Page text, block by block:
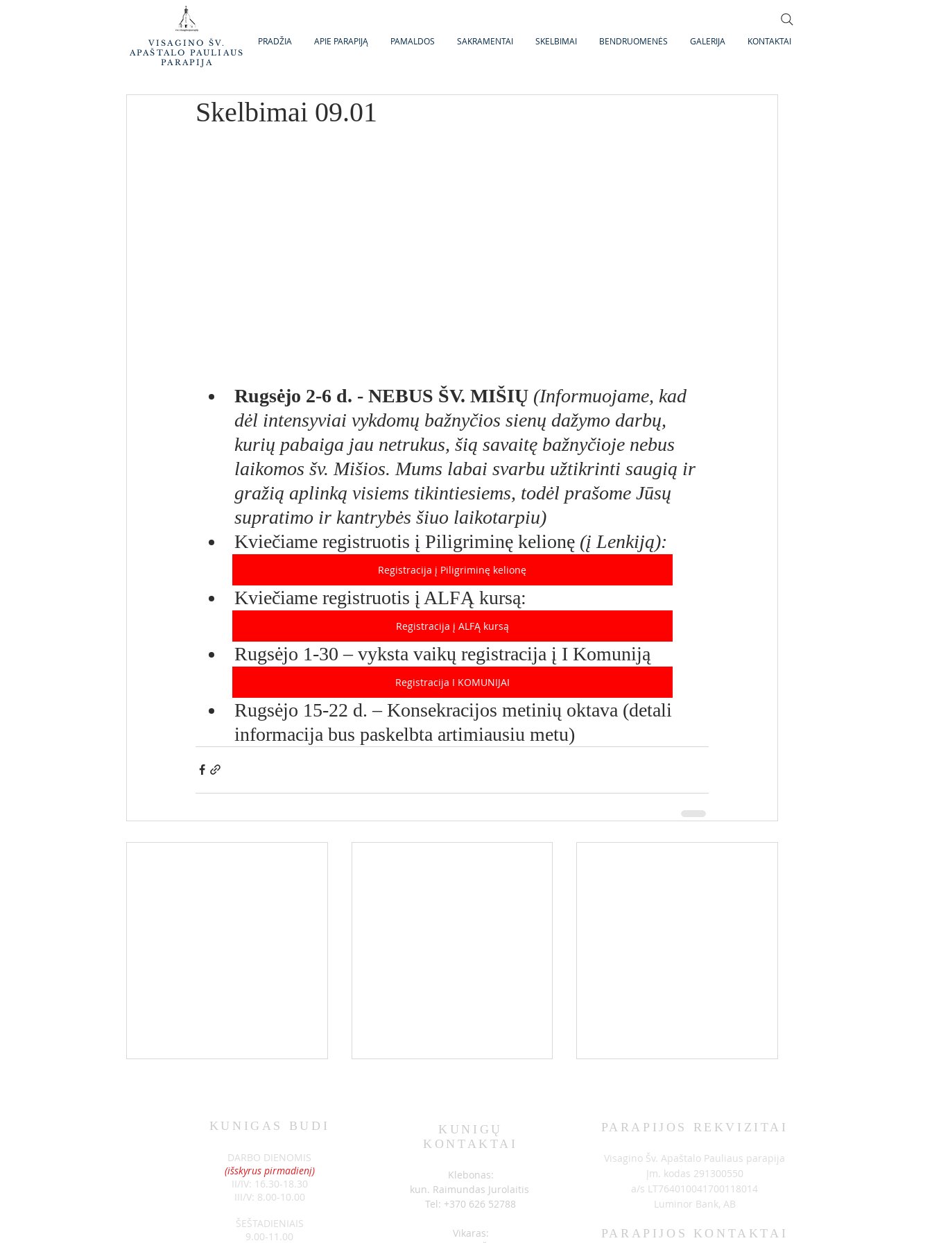
VISAGINO ŠV.
APAŠTALO PAULIAUS
PARAPIJA
PRADŽIA APIE PARAPIJĄ PAMALDOS SAKRAMENTAI SKELBIMAI BENDRUOMENĖS GALERIJA KONTAKTAI
Skelbimai 09.01
Rugsėjo 2-6 d. - NEBUS ŠV. MIŠIŲ (Informuojame, kad
dėl intensyviai vykdomų bažnyčios sienų dažymo darbų,
kurių pabaiga jau netrukus, šią savaitę bažnyčioje nebus
laikomos šv. Mišios. Mums labai svarbu užtikrinti saugią ir
gražią aplinką visiems tikintiesiems, todėl prašome Jūsų
supratimo ir kantrybės šiuo laikotarpiu)
Kviečiame registruotis į Piligriminę kelionę (į Lenkiją):
Registracija į Piligriminę kelionę
Kviečiame registruotis į ALFĄ kursą:
Registracija į ALFĄ kursą
Rugsėjo 1-30 – vyksta vaikų registracija į I Komuniją
Registracija I KOMUNIJAI
Rugsėjo 15-22 d. – Konsekracijos metinių oktava (detali
informacija bus paskelbta artimiausiu metu)
SKELBIMAI 07-12 SKELBIMAI 06-14
KUNIGAS BUDI
DARBO DIENOMIS
(išskyrus pirmadienį)
II/IV: 16.30-18.30
III/V: 8.00-10.00
ŠEŠTADIENIAIS
9.00-11.00
KUNIGŲ
KONTAKTAI
Klebonas:
kun. Raimundas Jurolaitis
Tel: +370 626 52788
Vikaras:
PARAPIJOS REKVIZITAI
Visagino Šv. Apaštalo Pauliaus parapija
Įm. kodas 291300550
a/s LT764010041700118014
Luminor Bank, AB
PARAPIJOS KONTAKTAI